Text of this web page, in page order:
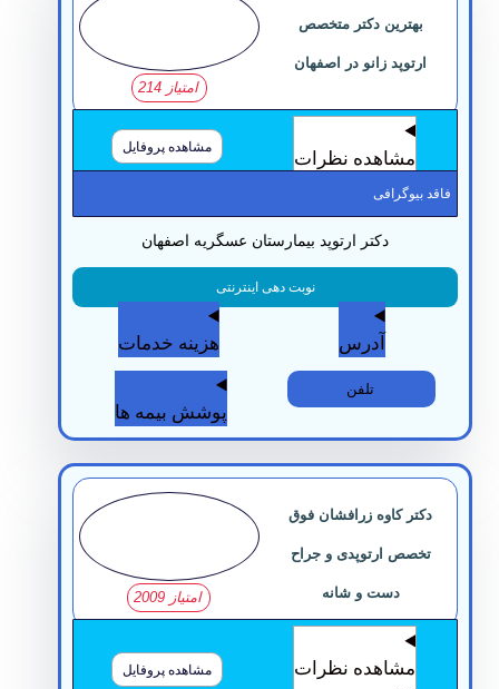
بهترین دکتر متخصص
ارتوپد زانو در اصفهان
مشاهده نظرات
مشاهده پروفایل
بیوگرافی
دکتر ارتوپد بیمارستان عسگریه اصفهان
نوبت دهی اینترنتی
هزینه خدمات
پوشش بیمه ها
دکتر کاوه زرافشان فوق
تخصص ارتوپدی و جراح
دست و شانه
مشاهده نظرات
مشاهده پروفایل